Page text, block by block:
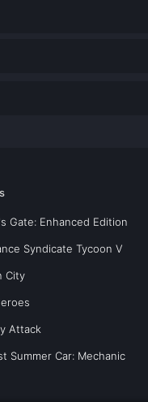
Gate: Enhanced Edition
Syndicate Tycoon V
City
Attack
Summer Car: Mechanic